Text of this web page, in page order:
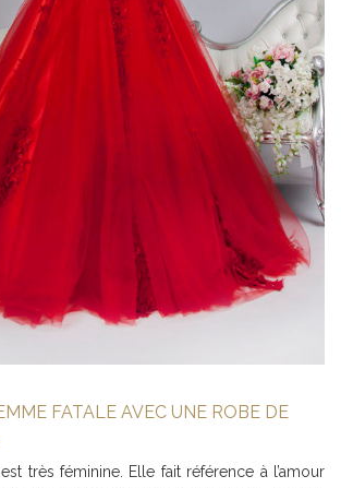
FATALE AVEC UNE ROBE DE
très féminine. Elle fait référence à l’amour